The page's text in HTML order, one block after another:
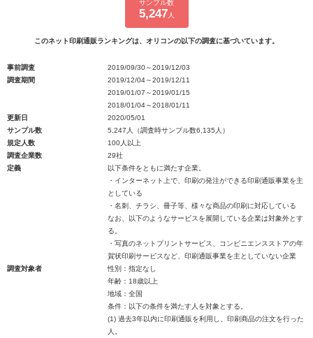
サンプル数
5,247 人
このネット印刷通販ランキングは、オリコンの以下の調査に基づいています。
事前調査
2019/09/30～2019/12/03
調査期間
2019/12/04～2019/12/11
2019/01/07～2019/01/15
2018/01/04～2018/01/11
更新日
2020/05/01
サンプル数
5,247人（調査時サンプル数6,135人）
規定人数
100人以上
調査企業数
29社
定義
以下条件をともに満たす企業。
・インターネット上で、印刷の発注ができる印刷通販事業を主
としている
・名刺、チラシ、冊子等、様々な商品の印刷に対応している
なお、以下のようなサービスを展開している企業は対象外とす
る。
・写真のネットプリントサービス、コンビニエンスストアの年
賀状印刷サービスなど、印刷通販事業を主としていない企業
調査対象者
性別：指定なし
年齢：18歳以上
地域：全国
条件：以下の条件を満たす人を対象とする。
(1) 過去3年以内に印刷通販を利用し、印刷商品の注文を行った
人。